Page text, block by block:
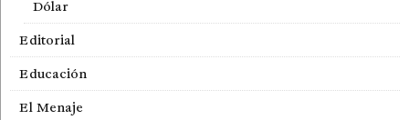
Dólar
Editorial
Educación
El Menaje